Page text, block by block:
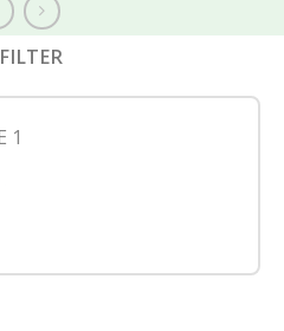
FILTER